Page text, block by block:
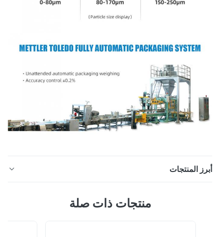
المنتجات
بودرة لاصقة تذوب الساخنة من Pesوصف المنتج هذا المنتجمنتجات ذات صلة